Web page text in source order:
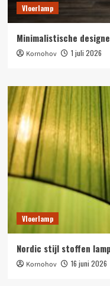
Vloerlamp
Minimalistische
Kornohov 1 juli 2026
Vloerlamp
Nordic stijl stoffen
Kornohov 16 juni 2026